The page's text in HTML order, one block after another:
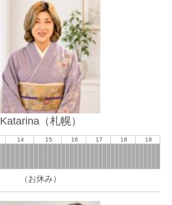
Katarina（札幌）
14 15 16 17 18 19
（お休み）